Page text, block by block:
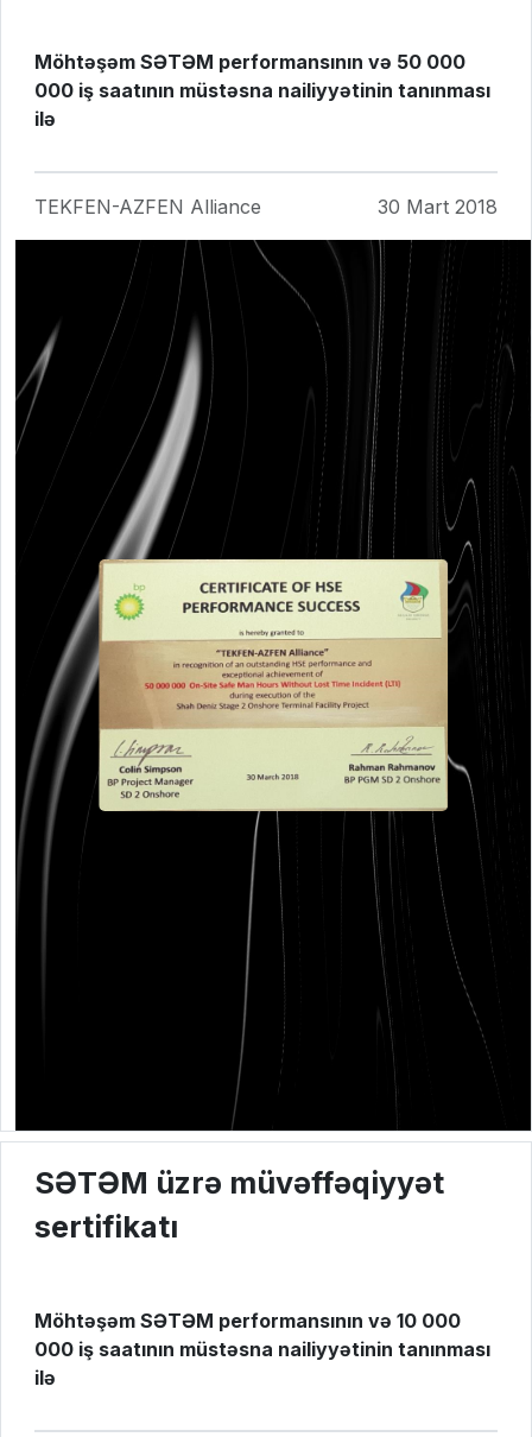
Möhtəşəm SƏTƏM performansının və 50 000
000 iş saatının müstəsna nailiyyətinin tanınması
ilə
TEKFEN-AZFEN Alliance 30 Mart 2018
SƏTƏM üzrə müvəffəqiyyət
sertifikatı
Möhtəşəm SƏTƏM performansının və 10 000
000 iş saatının müstəsna nailiyyətinin tanınması
ilə